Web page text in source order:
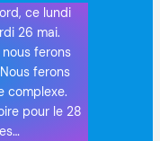
ce lundi
26 mai.
ferons
ferons
complexe.
pour le 28